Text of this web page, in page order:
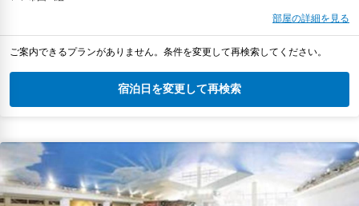
部屋の詳細を見る
ご案内できるプランがありません。条件を変更して再検索してください。
宿泊日を変更して再検索